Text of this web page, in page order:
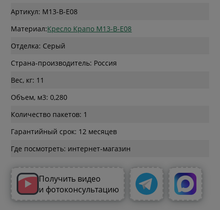
Артикул: M13-B-E08
Материал:Кресло Крапо M13-B-E08
Отделка: Серый
Страна-производитель: Россия
Вес, кг: 11
Объем, м3: 0,280
Количество пакетов: 1
Гарантийный срок: 12 месяцев
Где посмотреть: интернет-магазин
Получить видео
и фотоконсультацию